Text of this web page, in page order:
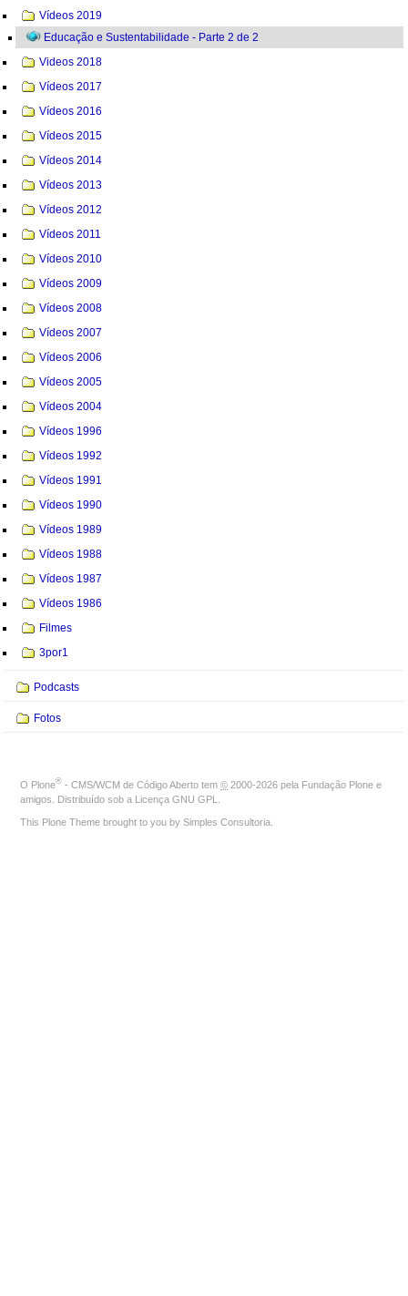
Vídeos 2019
Educação e Sustentabilidade - Parte 2 de 2
Videos 2018
Vídeos 2017
Vídeos 2016
Vídeos 2015
Vídeos 2014
Vídeos 2013
Vídeos 2012
Vídeos 2011
Vídeos 2010
Vídeos 2009
Vídeos 2008
Vídeos 2007
Vídeos 2006
Vídeos 2005
Vídeos 2004
Vídeos 1996
Vídeos 1992
Vídeos 1991
Vídeos 1990
Vídeos 1989
Vídeos 1988
Vídeos 1987
Vídeos 1986
Filmes
3por1
Podcasts
Fotos
O Plone® - CMS/WCM de Código Aberto tem © 2000-2026 pela Fundação Plone e
amigos. Distribuído sob a Licença GNU GPL
This Plone Theme brought to you by Simples Consultoria